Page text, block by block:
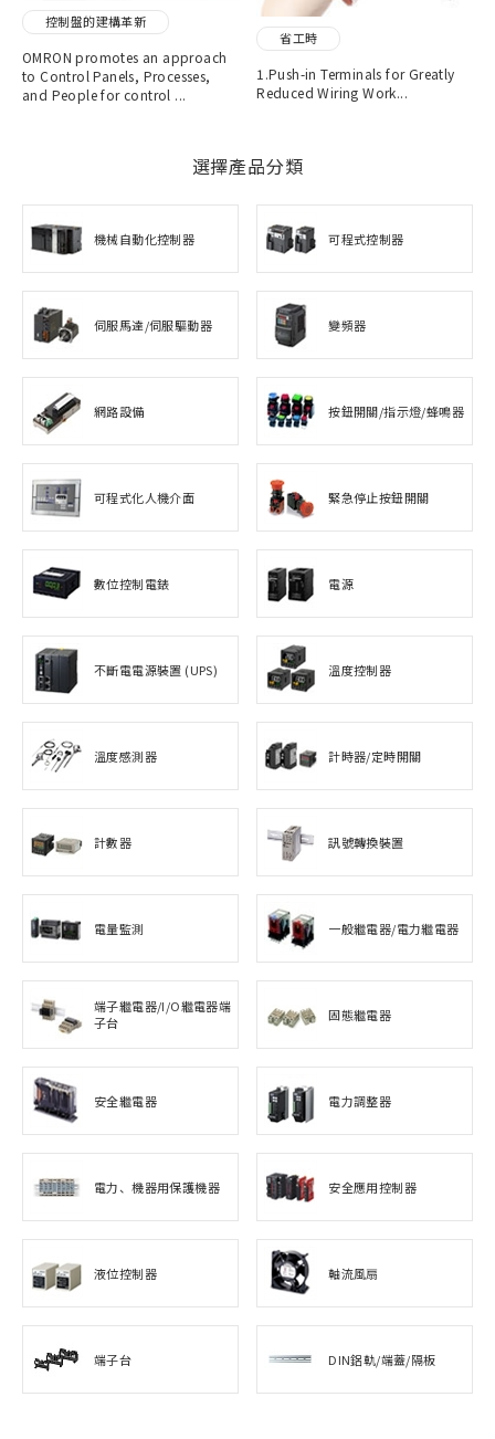
控制盤的建構革新
OMRON promotes an approach
to Control Panels, Processes,
and People for control ...
省工時
1.Push-in Terminals for Greatly
Reduced Wiring Work...
選擇產品分類
機械自動化控制器 可程式控制器
伺服馬達/伺服驅動器 變頻器
網路設備 按鈕開關/指示燈/蜂鳴器
可程式化人機介面 緊急停止按鈕開關
數位控制電錶 電源
不斷電電源裝置 (UPS) 溫度控制器
溫度感測器 計時器/定時開關
計數器 訊號轉換裝置
電量監測 一般繼電器/電力繼電器
端子繼電器/I/O繼電器端
子台
固態繼電器
安全繼電器 電力調整器
電力、機器用保護機器 安全應用控制器
液位控制器 軸流風扇
端子台 DIN鋁軌/端蓋/隔板